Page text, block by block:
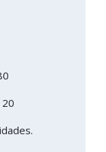
20